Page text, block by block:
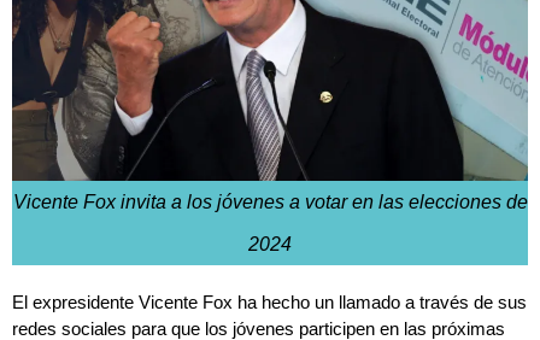
Vicente Fox invita a los jóvenes a votar en las elecciones de
2024
El expresidente Vicente Fox ha hecho un llamado a través de sus
redes sociales para que los jóvenes participen en las próximas